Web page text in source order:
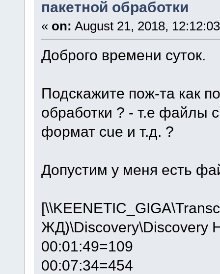
пакетной обработки
« on: August 21, 2018,
Доброго времени суток.
Подскажите пож-та как
обработки ? - т.е файлы
формат cue и т.д. ?
Допустим у меня есть
ЖД)\Discovery\Discovery
00:01:49=109
00:07:34=454